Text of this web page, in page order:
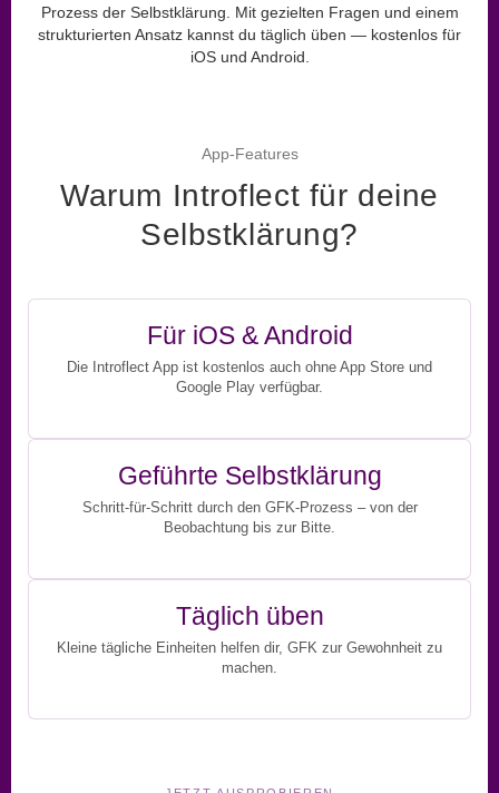
Prozess der Selbstklärung. Mit gezielten Fragen und einem
strukturierten Ansatz kannst du täglich üben — kostenlos für
iOS und Android.
App-Features
Warum Introflect für deine
Selbstklärung?
Für iOS & Android
Die Introflect App ist kostenlos auch ohne App Store und
Google Play verfügbar.
Geführte Selbstklärung
Schritt-für-Schritt durch den GFK-Prozess – von der
Beobachtung bis zur Bitte.
Täglich üben
Kleine tägliche Einheiten helfen dir, GFK zur Gewohnheit zu
machen.